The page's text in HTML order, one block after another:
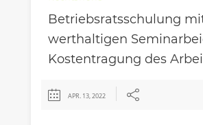
Betriebsratsschulung
werthaltigen
Kostentragung des
APR. 13, 2022